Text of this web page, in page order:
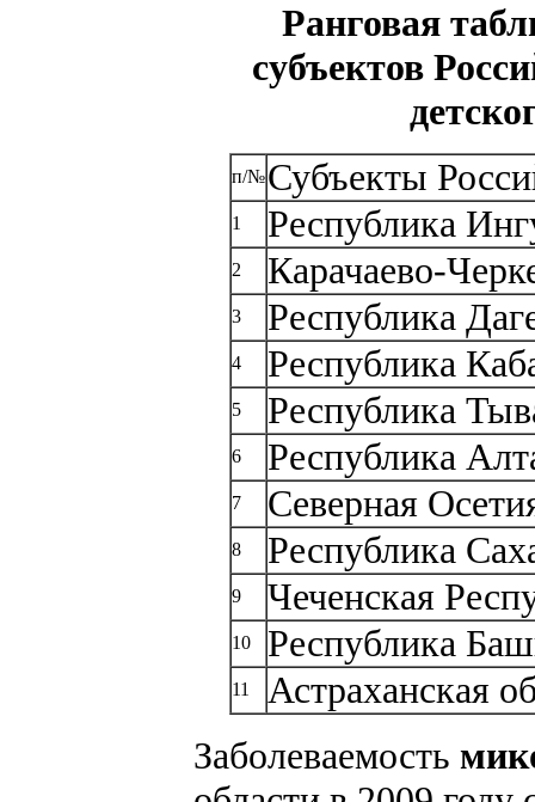
Ранговая
субъектов
п/№Субъекты
1 Республика
2 Карачаево-
3 Республика
4 Республика
5 Республика
6 Республика
7 Северная
8 Республика
9 Чеченская
10 Республика
11
Астраханская
Заболеваемость